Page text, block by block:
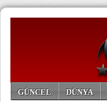
GÜNCEL DÜNYA